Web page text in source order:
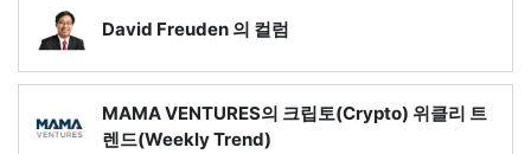
David Freuden 의 컬럼
MAMA VENTURES의 크립토(Crypto) 위클리 트
렌드(Weekly Trend)